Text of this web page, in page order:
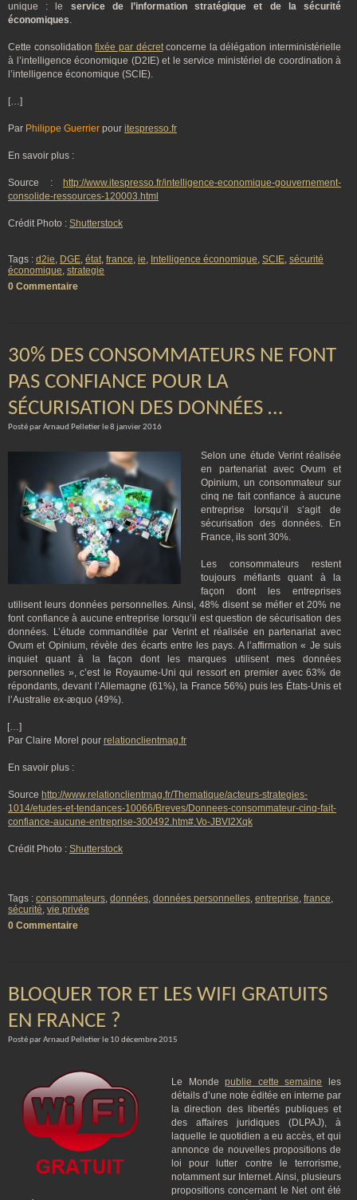
unique : le service de l’information stratégique et de la sécurité
économiques.
Cette consolidationfixée par décretconcerne la délégation interministérielle
à l’intelligence économique (D2IE) et le service ministériel de coordination à
l’intelligence économique (SCIE).
[…]
Par Philippe Guerrier pour itespresso.fr
En savoir plus :
Source :
http://www.itespresso.fr/intelligence-economique-gouvernement-
consolide-ressources-120003.html
Crédit Photo : Shutterstock
Tags : d2ie, DGE, état, france, ie, Intelligence économique, SCIE, sécurité
économique, strategie
0 Commentaire
30% DES CONSOMMATEURS NE FONT
PAS CONFIANCE POUR LA
SÉCURISATION DES DONNÉES …
Posté par Arnaud Pelletier le 8 janvier 2016
Selon une étude Verint réalisée
en partenariat avec Ovum et
Opinium, un consommateur sur
cinq ne fait confiance à aucune
entreprise lorsqu’il s’agit de
sécurisation des données. En
France, ils sont 30%.
Les consommateurs restent
toujours méfiants quant à la
façon dont les entreprises
utilisent leurs données personnelles. Ainsi, 48% disent se méfier et 20% ne
font confiance à aucune entreprise lorsqu’il est question de sécurisation des
données. L’étude commanditée par Verint et réalisée en partenariat avec
Ovum et Opinium, révèle des écarts entre les pays. A l’affirmation « Je suis
inquiet quant à la façon dont les marques utilisent mes données
personnelles », c’est le Royaume-Uni qui ressort en premier avec 63% de
répondants, devant l’Allemagne (61%), la France 56%) puis les États-Unis et
l’Australie ex-æquo (49%).
[…]
Par Claire Morel pour relationclientmag.fr
En savoir plus :
Source http://www.relationclientmag.fr/Thematique/acteurs-strategies-
1014/etudes-et-tendances-10066/Breves/Donnees-consommateur-cinq-fait-
confiance-aucune-entreprise-300492.htm#.Vo-JBVI2Xqk
Crédit Photo : Shutterstock
Tags : consommateurs, données, données personnelles, entreprise, france,
sécurité, vie privée
0 Commentaire
BLOQUER TOR ET LES WIFI GRATUITS
EN FRANCE ?
Posté par Arnaud Pelletier le 10 décembre 2015
Le Mondepublie cette semaine
les
détails d’une note éditée en interne par
la direction des libertés publiques et
des affaires juridiques (DLPAJ), à
laquelle le quotidien a eu accès, et qui
annonce de nouvelles propositions de
loi pour lutter contre le terrorisme,
notamment sur Internet. Ainsi, plusieurs
propositions concernant le Net ont été